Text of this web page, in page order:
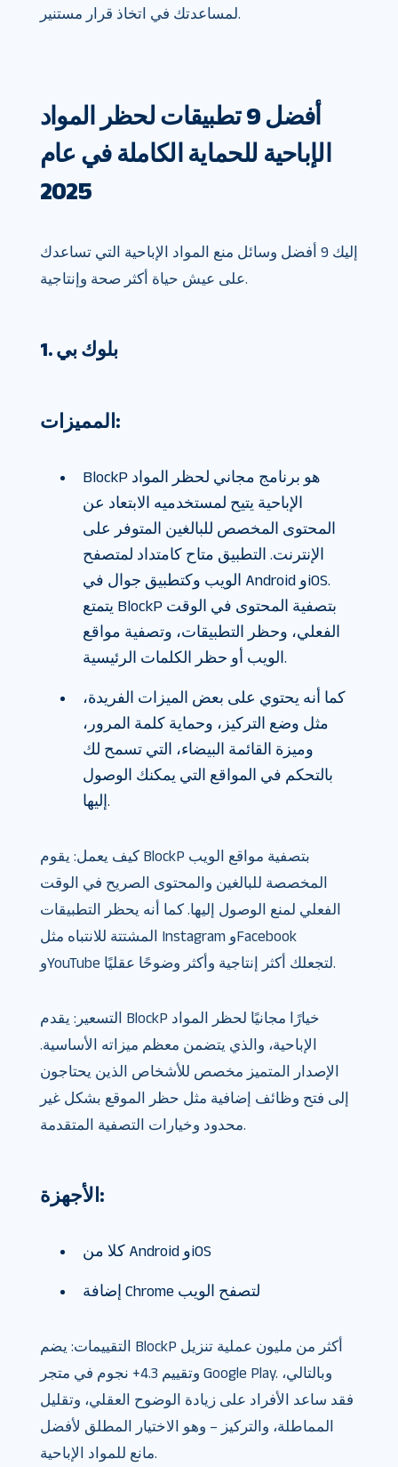
لمساعدتك في اتخاذ قرار مستنير.
أفضل 9 تطبيقات لحظر المواد
الإباحية للحماية الكاملة في عام
2025
إليك 9 أفضل وسائل منع المواد الإباحية التي تساعدك
على عيش حياة أكثر صحة وإنتاجية.
1. بلوك بي
المميزات:
BlockP هو برنامج مجاني لحظر المواد
الإباحية يتيح لمستخدميه الابتعاد عن
المحتوى المخصص للبالغين المتوفر على
الإنترنت. التطبيق متاح كامتداد لمتصفح
الويب وكتطبيق جوال في Android وiOS.
يتمتع BlockP بتصفية المحتوى في الوقت
الفعلي، وحظر التطبيقات، وتصفية مواقع
الويب أو حظر الكلمات الرئيسية.
كما أنه يحتوي على بعض الميزات الفريدة،
مثل وضع التركيز، وحماية كلمة المرور،
وميزة القائمة البيضاء، التي تسمح لك
بالتحكم في المواقع التي يمكنك الوصول
إليها.
كيف يعمل: يقوم BlockP بتصفية مواقع الويب
المخصصة للبالغين والمحتوى الصريح في الوقت
الفعلي لمنع الوصول إليها. كما أنه يحظر التطبيقات
المشتتة للانتباه مثل Instagram وFacebook
وYouTube لتجعلك أكثر إنتاجية وأكثر وضوحًا عقليًا.
التسعير: يقدم BlockP خيارًا مجانيًا لحظر المواد
الإباحية، والذي يتضمن معظم ميزاته الأساسية.
الإصدار المتميز مخصص للأشخاص الذين يحتاجون
إلى فتح وظائف إضافية مثل حظر الموقع بشكل غير
محدود وخيارات التصفية المتقدمة.
الأجهزة:
كلا من Android وiOS
إضافة Chrome لتصفح الويب
التقييمات: يضم BlockP أكثر من مليون عملية تنزيل
وتقييم 4.3+ نجوم في متجر Google Play. وبالتالي،
فقد ساعد الأفراد على زيادة الوضوح العقلي، وتقليل
المماطلة، والتركيز – وهو الاختيار المطلق لأفضل
مانع للمواد الإباحية.